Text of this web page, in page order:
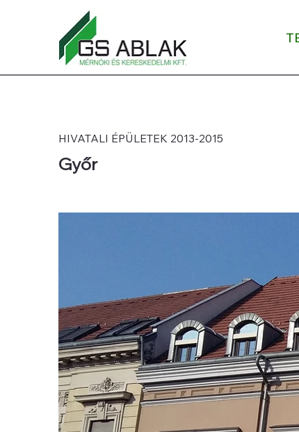
HIVATALI ÉPÜLETEK 2013-2015
Győr